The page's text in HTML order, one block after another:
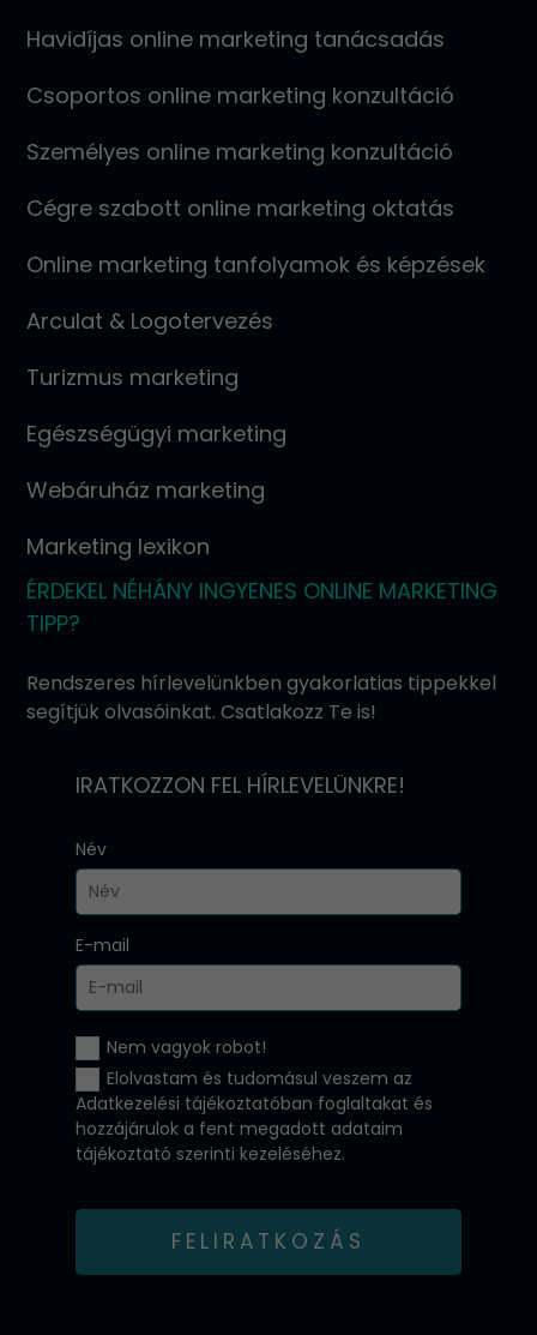
Havidíjas online marketing tanácsadás
Csoportos online marketing konzultáció
Személyes online marketing konzultáció
Cégre szabott online marketing oktatás
Online marketing tanfolyamok és képzések
Arculat & Logotervezés
Turizmus marketing
Egészségügyi marketing
Webáruház marketing
Marketing lexikon
ÉRDEKEL NÉHÁNY INGYENES ONLINE MARKETING
TIPP?
Rendszeres hírlevelünkben gyakorlatias tippekkel
segítjük olvasóinkat. Csatlakozz Te is!
IRATKOZZON FEL HÍRLEVELÜNKRE!
Név
E-mail
Nem vagyok robot!
Elolvastam és tudomásul veszem az
Adatkezelési tájékoztatóban foglaltakat és
hozzájárulok a fent megadott adataim
tájékoztató szerinti kezeléséhez.
FELIRATKOZÁS